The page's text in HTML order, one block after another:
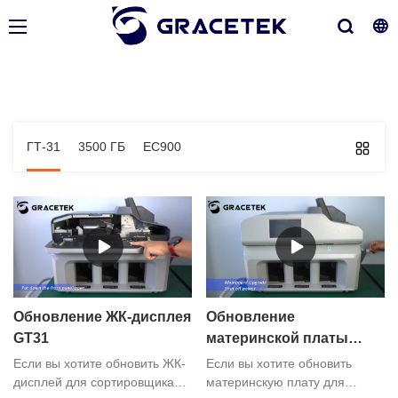
ГТ-31 3500 ГБ ЕС900
Обновление ЖК-дисплея
GT31
Если вы хотите обновить ЖК-
дисплей для сортировщика
Обновление
материнской платы
GT31
Если вы хотите обновить
материнскую плату для